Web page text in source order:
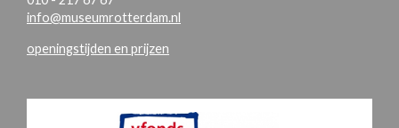
info@museumrotterdam.nl
openingstijden en prijzen